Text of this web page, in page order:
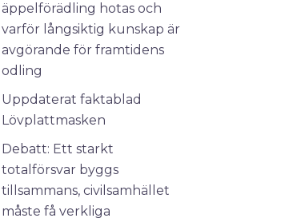
äppelförädling hotas och
varför långsiktig kunskap är
avgörande för framtidens
odling
Uppdaterat faktablad
Lövplattmasken
Debatt: Ett starkt
totalförsvar byggs
tillsammans, civilsamhället
måste få verkliga